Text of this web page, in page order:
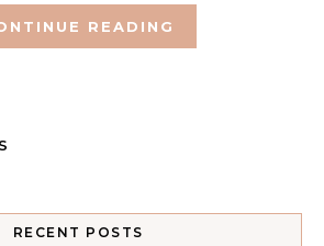
READING
RECENT POSTS